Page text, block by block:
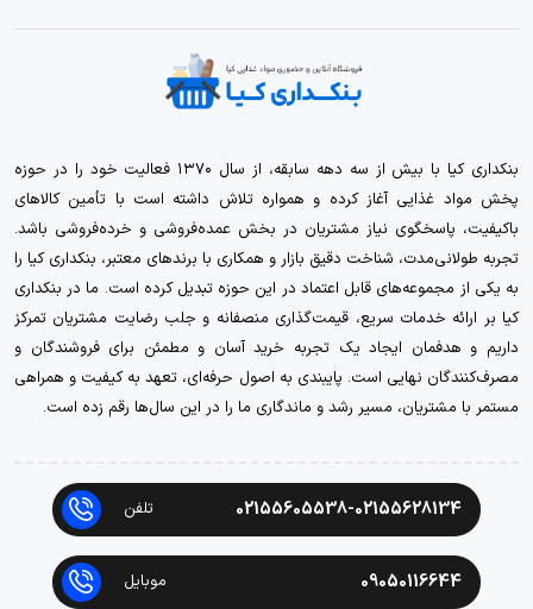
بنکداری کیا با بیش از سه دهه سابقه، از سال ۱۳۷۰ فعالیت خود را در حوزه
پخش مواد غذایی آغاز کرده و همواره تلاش داشته است با تأمین کالاهای
باکیفیت، پاسخگوی نیاز مشتریان در بخش عمده‌فروشی و خرده‌فروشی باشد.
تجربه طولانی‌مدت، شناخت دقیق بازار و همکاری با برندهای معتبر، بنکداری کیا را
به یکی از مجموعه‌های قابل اعتماد در این حوزه تبدیل کرده است. ما در بنکداری
کیا بر ارائه خدمات سریع، قیمت‌گذاری منصفانه و جلب رضایت مشتریان تمرکز
داریم و هدفمان ایجاد یک تجربه خرید آسان و مطمئن برای فروشندگان و
مصرف‌کنندگان نهایی است. پایبندی به اصول حرفه‌ای، تعهد به کیفیت و همراهی
مستمر با مشتریان، مسیر رشد و ماندگاری ما را در این سال‌ها رقم زده است.
02155605538-02155628134 تلفن
09050116644 موبایل